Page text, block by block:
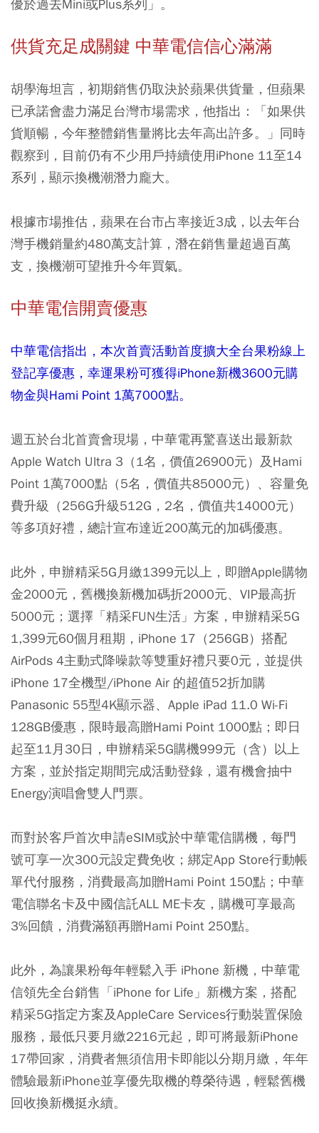
優於過去Mini或Plus系列」。
供貨充足成關鍵 中華電信信心滿滿
胡學海坦言，初期銷售仍取決於蘋果供貨量，但蘋果
已承諾會盡力滿足台灣市場需求，他指出：「如果供
貨順暢，今年整體銷售量將比去年高出許多。」同時
觀察到，目前仍有不少用戶持續使用iPhone 11至14
系列，顯示換機潮潛力龐大。
根據市場推估，蘋果在台市占率接近3成，以去年台
灣手機銷量約480萬支計算，潛在銷售量超過百萬
支，換機潮可望推升今年買氣。
中華電信開賣優惠
中華電信指出，本次首賣活動首度擴大全台果粉線上
登記享優惠，幸運果粉可獲得iPhone新機3600元購
物金與Hami Point 1萬7000點。
週五於台北首賣會現場，中華電再驚喜送出最新款
Apple Watch Ultra 3（1名，價值26900元）及Hami
Point 1萬7000點（5名，價值共85000元）、容量免
費升級（256G升級512G，2名，價值共14000元）
等多項好禮，總計宣布達近200萬元的加碼優惠。
此外，申辦精采5G月繳1399元以上，即贈Apple購物
金2000元，舊機換新機加碼折2000元、VIP最高折
5000元；選擇「精采FUN生活」方案，申辦精采5G
1,399元60個月租期，iPhone 17（256GB）搭配
AirPods 4主動式降噪款等雙重好禮只要0元，並提供
iPhone 17全機型/iPhone Air 的超值52折加購
Panasonic 55型4K顯示器、Apple iPad 11.0 Wi-Fi
128GB優惠，限時最高贈Hami Point 1000點；即日
起至11月30日，申辦精采5G購機999元（含）以上
方案，並於指定期間完成活動登錄，還有機會抽中
Energy演唱會雙人門票。
而對於客戶首次申請eSIM或於中華電信購機，每門
號可享一次300元設定費免收；綁定App Store行動帳
單代付服務，消費最高加贈Hami Point 150點；中華
電信聯名卡及中國信託ALL ME卡友，購機可享最高
3%回饋，消費滿額再贈Hami Point 250點。
此外，為讓果粉每年輕鬆入手 iPhone 新機，中華電
信領先全台銷售「iPhone for Life」新機方案，搭配
精采5G指定方案及AppleCare Services行動裝置保險
服務，最低只要月繳2216元起，即可將最新iPhone
17帶回家，消費者無須信用卡即能以分期月繳，年年
體驗最新iPhone並享優先取機的尊榮待遇，輕鬆舊機
回收換新機挺永續。